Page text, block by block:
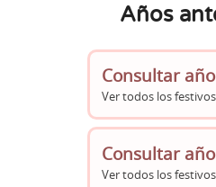
Años
Consultar
Ver todos los
Consultar
Ver todos los